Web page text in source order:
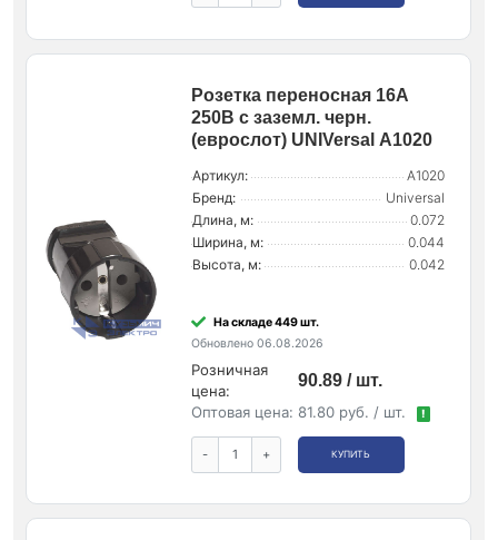
Розетка переносная 16А
250В с заземл. черн.
(еврослот) UNIVersal А1020
Артикул:
А1020
Бренд:
Universal
Длина, м:
0.072
Ширина, м:
0.044
Высота, м:
0.042
На складе 449 шт.
Обновлено 06.08.2026
Розничная
цена:
90.89 / шт.
Оптовая цена: 81.80 руб. / шт. !
- + КУПИТЬ